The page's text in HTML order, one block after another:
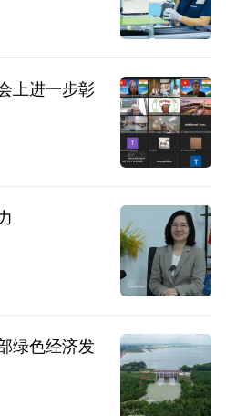
上进一步彰
绿色经济发